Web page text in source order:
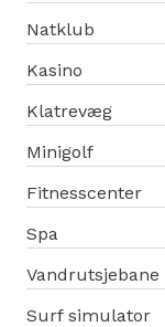
Natklub
Kasino
Klatrevæg
Minigolf
Fitnesscenter
Spa
Vandrutsjebane
Surf simulator